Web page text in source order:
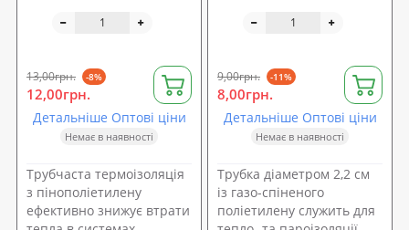
13,00грн. -8%
12,00грн.
Детальніше Оптові ціни
Немає в наявності
Трубчаста термоізоляція
з пінополіетилену
ефективно знижує втрати
9,00грн. -11%
8,00грн.
Детальніше Оптові ціни
Немає в наявності
Трубка діаметром 2,2 см
із газо-спіненого
поліетилену служить для